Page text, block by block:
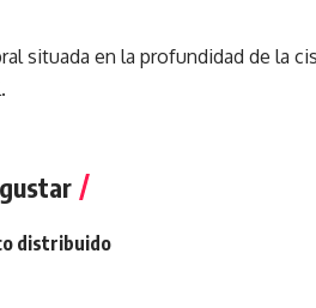
situada en la profundidad de la
distribuido